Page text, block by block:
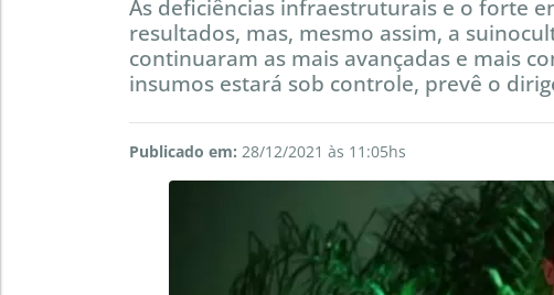
As deficiências infraestruturais e o forte
resultados, mas, mesmo assim, a
continuaram as mais avançadas e mais
insumos estará sob controle, prevê o
Publicado em: 28/12/2021 às 11:05hs